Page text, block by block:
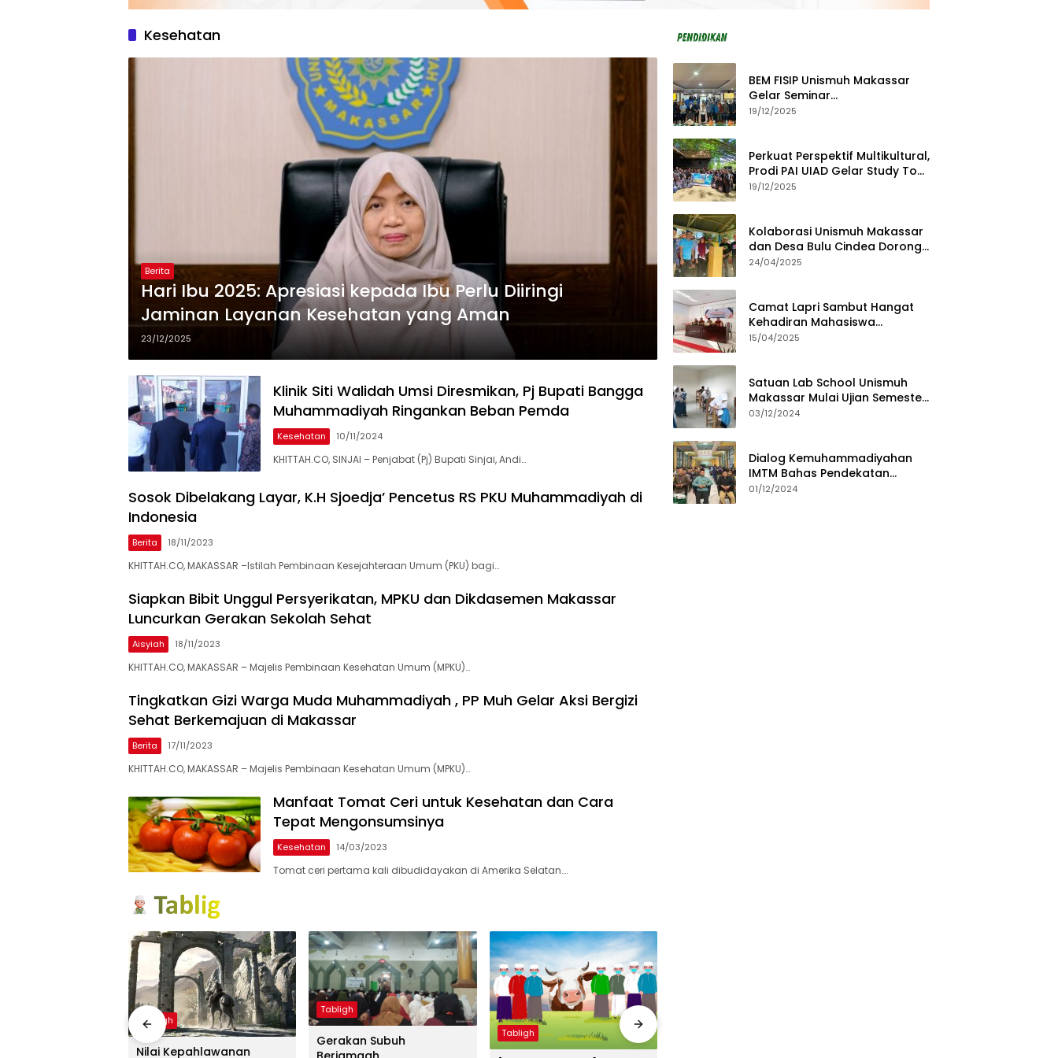
Kesehatan
Berita
Hari Ibu 2025: Apresiasi kepada Ibu Perlu Diiringi
Jaminan Layanan Kesehatan yang Aman
23/12/2025
Klinik Siti Walidah Umsi Diresmikan, Pj Bupati Bangga
Muhammadiyah Ringankan Beban Pemda
Kesehatan 10/11/2024
KHITTAH.CO, SINJAI – Penjabat (Pj) Bupati Sinjai, Andi…
Sosok Dibelakang Layar, K.H Sjoedja’ Pencetus RS PKU Muhammadiyah di
Indonesia
Berita 18/11/2023
KHITTAH.CO, MAKASSAR –Istilah Pembinaan Kesejahteraan Umum (PKU) bagi…
Siapkan Bibit Unggul Persyerikatan, MPKU dan Dikdasemen Makassar
Luncurkan Gerakan Sekolah Sehat
Aisyiah 18/11/2023
KHITTAH.CO, MAKASSAR – Majelis Pembinaan Kesehatan Umum (MPKU)…
Tingkatkan Gizi Warga Muda Muhammadiyah , PP Muh Gelar Aksi Bergizi
Sehat Berkemajuan di Makassar
Berita 17/11/2023
KHITTAH.CO, MAKASSAR – Majelis Pembinaan Kesehatan Umum (MPKU)…
Manfaat Tomat Ceri untuk Kesehatan dan Cara
Tepat Mengonsumsinya
Kesehatan 14/03/2023
Tomat ceri pertama kali dibudidayakan di Amerika Selatan….
Tabligh
Nilai Kepahlawanan
Tabligh
Gerakan Subuh
Tabligh
BEM FISIP Unismuh Makassar
Gelar Seminar
Keperempuanan, Bahas
19/12/2025
Perkuat Perspektif Multikultural,
Prodi PAI UIAD Gelar Study Tour
ke Kajang
19/12/2025
Kolaborasi Unismuh Makassar
dan Desa Bulu Cindea Dorong
Sentra Garam Industri
24/04/2025
Camat Lapri Sambut Hangat
Kehadiran Mahasiswa
PoltekMu
15/04/2025
Satuan Lab School Unismuh
Makassar Mulai Ujian Semester,
Direktur: Momen Evaluasi
03/12/2024
Dialog Kemuhammadiyahan
IMTM Bahas Pendekatan
Dakwah untuk Generasi Z
01/12/2024